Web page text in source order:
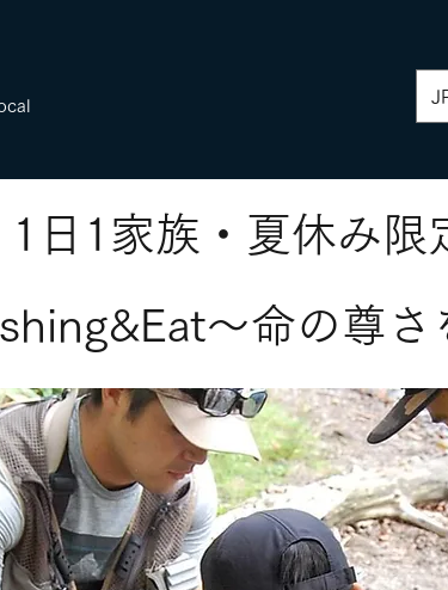
1日1家族・夏休み限
〜命の尊さ